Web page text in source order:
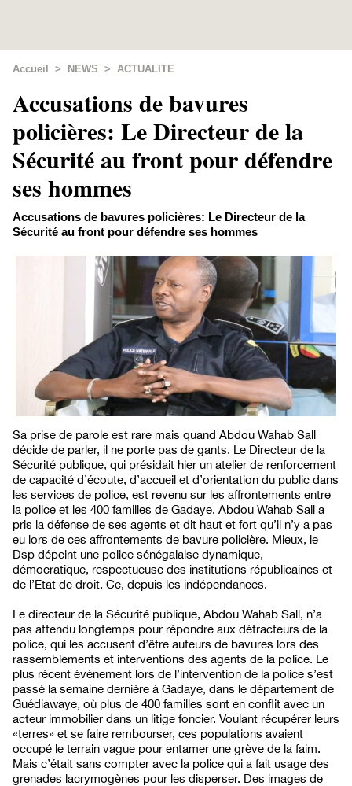
Accueil > NEWS > ACTUALITE
Accusations de bavures
policières: Le Directeur de la
Sécurité au front pour défendre
ses hommes
Accusations de bavures policières: Le Directeur de la
Sécurité au front pour défendre ses hommes
Sa prise de parole est rare mais quand Abdou Wahab Sall
décide de parler, il ne porte pas de gants. Le Directeur de la
Sécurité publique, qui présidait hier un atelier de renforcement
de capacité d’écoute, d’accueil et d’orientation du public dans
les services de police, est revenu sur les affrontements entre
la police et les 400 familles de Gadaye. Abdou Wahab Sall a
pris la défense de ses agents et dit haut et fort qu’il n’y a pas
eu lors de ces affrontements de bavure policière. Mieux, le
Dsp dépeint une police sénégalaise dynamique,
démocratique, respectueuse des institutions républicaines et
de l’Etat de droit. Ce, depuis les indépendances.
Le directeur de la Sécurité publique, Abdou Wahab Sall, n’a
pas attendu longtemps pour répondre aux détracteurs de la
police, qui les accusent d’être auteurs de bavures lors des
rassemblements et interventions des agents de la police. Le
plus récent évènement lors de l’intervention de la police s’est
passé la semaine dernière à Gadaye, dans le département de
Guédiawaye, où plus de 400 familles sont en conflit avec un
acteur immobilier dans un litige foncier. Voulant récupérer leurs
«terres» et se faire rembourser, ces populations avaient
occupé le terrain vague pour entamer une grève de la faim.
Mais c’était sans compter avec la police qui a fait usage des
grenades lacrymogènes pour les disperser. Des images de